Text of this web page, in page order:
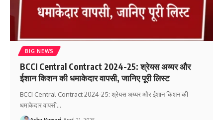
BIG NEWS
BCCI Central Contract 2024-25: श्रेयस अय्यर और
ईशान किशन की धमाकेदार वापसी, जानिए पूरी लिस्ट
BCCI Central Contract 2024-25: श्रेयस अय्यर और ईशान किशन की
धमाकेदार वापसी…